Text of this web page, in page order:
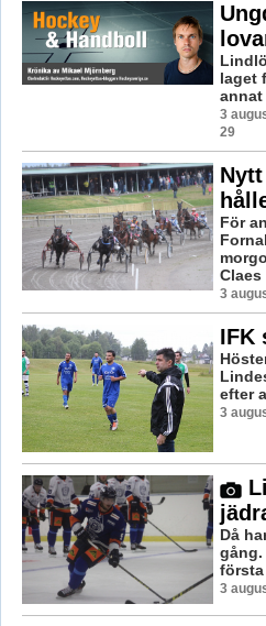
laget
annat
3
29
För
Claes
3
IFK
efter
3
Då
första
3